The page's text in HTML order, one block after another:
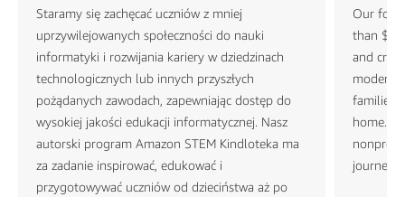
Staramy się zachęcać uczniów z mniej
uprzywilejowanych społeczności do nauki
informatyki i rozwijania kariery w dziedzinach
technologicznych lub innych przyszłych
pożądanych zawodach, zapewniając dostęp do
wysokiej jakości edukacji informatycznej. Nasz
autorski program Amazon STEM Kindloteka ma
za zadanie inspirować, edukować i
przygotowywać uczniów od dzieciństwa aż po
Our
than $2
and
families
home. A
journey